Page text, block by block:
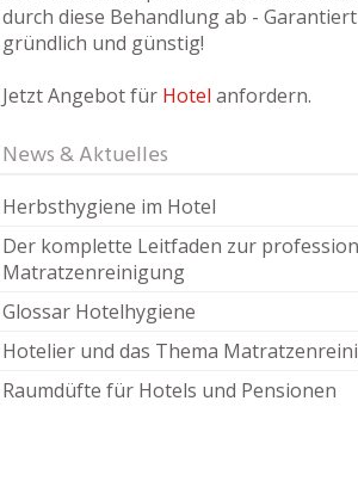
durch diese Behandlung ab - Garantiert
gründlich und günstig!
Jetzt Angebot für Hotel anfordern.
News & Aktuelles
Herbsthygiene im Hotel
Der komplette Leitfaden zur
Matratzenreinigung
Glossar Hotelhygiene
Hotelier und das Thema
Raumdüfte für Hotels und Pensionen